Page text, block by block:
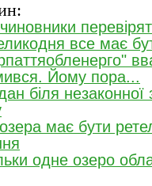
все має
Йому пора...
біля незаконної
має бути
одне озеро